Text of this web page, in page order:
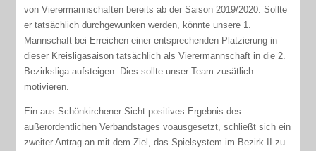
von Vierermannschaften bereits ab der Saison 2019/2020. Sollte
er tatsächlich durchgewunken werden, könnte unsere 1.
Mannschaft bei Erreichen einer entsprechenden Platzierung in
dieser Kreisligasaison tatsächlich als Vierermannschaft in die 2.
Bezirksliga aufsteigen. Dies sollte unser Team zusätlich
motivieren.
Ein aus Schönkirchener Sicht positives Ergebnis des
außerordentlichen Verbandstages voausgesetzt, schließt sich ein
zweiter Antrag an mit dem Ziel, das Spielsystem im Bezirk II zu